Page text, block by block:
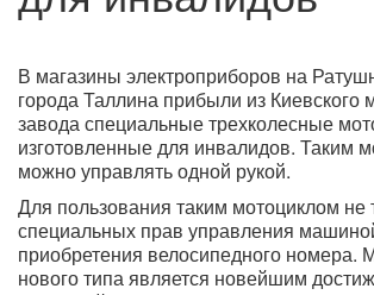
В магазины электроприборов на
города Таллина прибыли из Киевского
завода специальные трехколесные
изготовленные для инвалидов. Таким
можно управлять одной рукой.
Для пользования таким мотоциклом не
специальных прав управления
приобретения велосипедного номера.
нового типа является новейшим